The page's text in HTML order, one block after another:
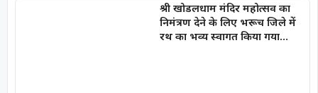
श्री खोडलधाम मंदिर महोत्सव का
निमंत्रण देने के लिए भरूच जिले में
रथ का भव्य स्वागत किया गया…